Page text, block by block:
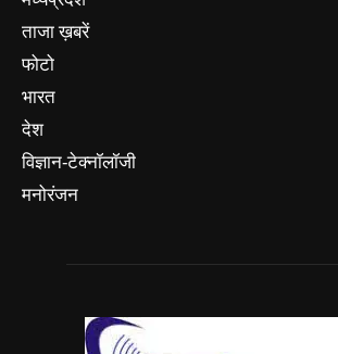
ताजा ख़बरें
फोटो
भारत
देश
विज्ञान-टेक्नॉलॉजी
मनोरंजन